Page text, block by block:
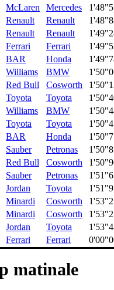
McLaren Mercedes
Renault Renault
Renault Renault
Ferrari Ferrari
BAR Honda
Williams BMW
Red Bull Cosworth
Toyota Toyota
Williams BMW
Toyota Toyota
BAR Honda
Sauber Petronas
Red Bull Cosworth
Sauber Petronas
Jordan Toyota
Minardi Cosworth
Minardi Cosworth
Jordan Toyota
Ferrari Ferrari
matinale